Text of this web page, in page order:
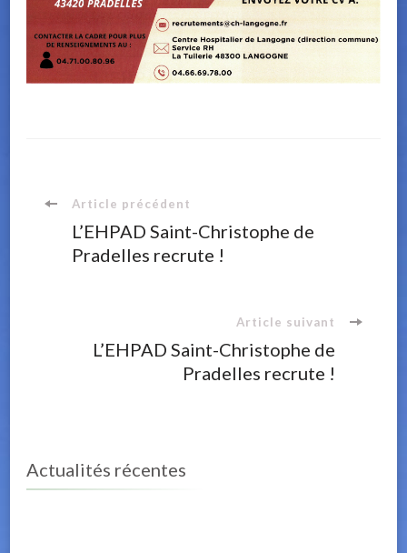
Navigation
d'article
Article précédent
L’EHPAD Saint-Christophe de
Pradelles recrute !
Article suivant
L’EHPAD Saint-Christophe de
Pradelles recrute !
Actualités récentes